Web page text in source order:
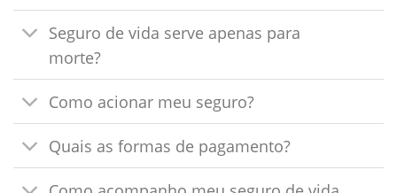
Seguro de vida serve apenas para
morte?
Como acionar meu seguro?
Quais as formas de pagamento?